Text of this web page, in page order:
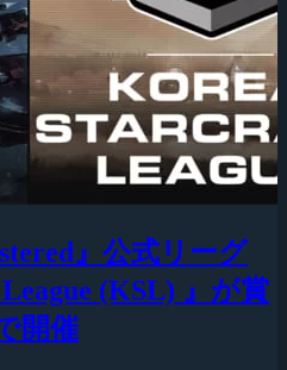
』公式リーグ
(KSL) 』が賞
開催